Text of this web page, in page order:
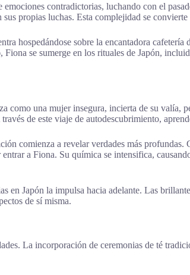
contradictorias, luchando con el
propias luchas. Esta complejidad se
hospedándose sobre la encantadora
se sumerge en los rituales de Japón,
como una mujer insegura, incierta de su valía,
de este viaje de autodescubrimiento,
comienza a revelar verdades más
a Fiona. Su química se intensifica,
Japón la impulsa hacia adelante. Las
de sí misma.
La incorporación de ceremonias de té